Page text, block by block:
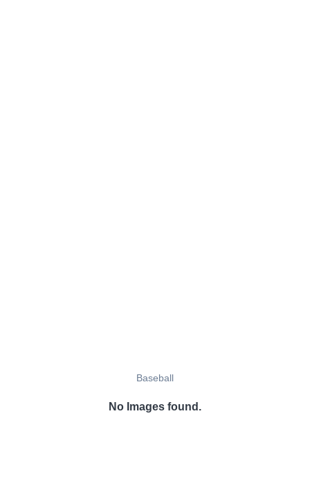
Baseball
No Images found.